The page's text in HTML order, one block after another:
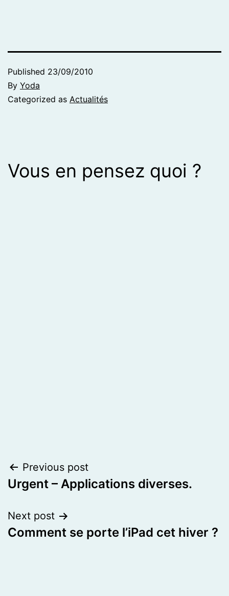
Published 23/09/2010
By Yoda
Categorized as Actualités
Vous en pensez quoi ?
Post
navigation
Previous post
Urgent – Applications diverses.
Next post
Comment se porte l’iPad cet hiver ?